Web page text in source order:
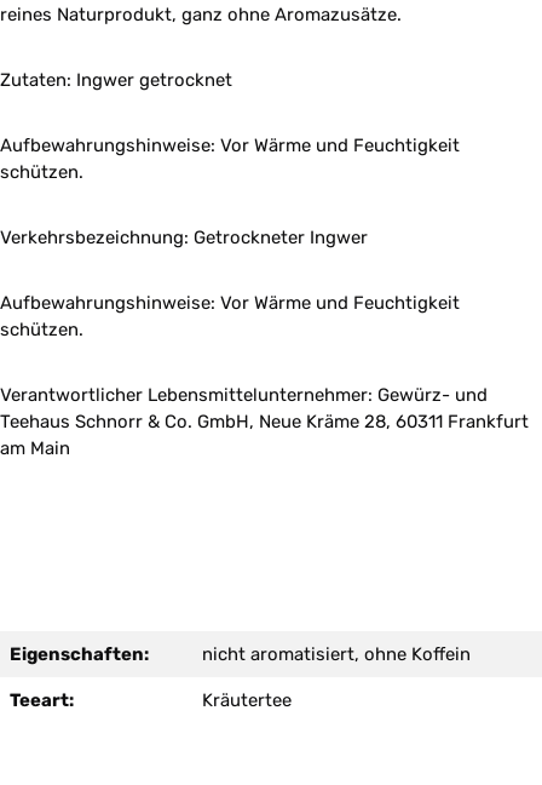
reines Naturprodukt, ganz ohne Aromazusätze.
Zutaten: Ingwer getrocknet
Aufbewahrungshinweise: Vor Wärme und Feuchtigkeit
schützen.
Verkehrsbezeichnung: Getrockneter Ingwer
Aufbewahrungshinweise: Vor Wärme und Feuchtigkeit
schützen.
Verantwortlicher Lebensmittelunternehmer: Gewürz- und
Teehaus Schnorr & Co. GmbH, Neue Kräme 28, 60311 Frankfurt
am Main
Eigenschaften: nicht aromatisiert, ohne Koffein
Teeart: Kräutertee